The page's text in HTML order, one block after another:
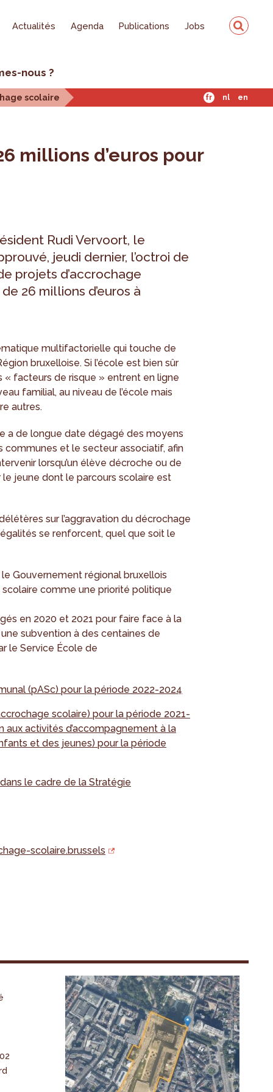
Actualités Agenda Publications Jobs
nous ?
scolaire fr nl en
millions d’euros pour
Rudi Vervoort, le
jeudi dernier, l’octroi de
projets d’accrochage
26 millions d’euros à
multifactorielle qui touche de
bruxelloise. Si l’école est bien sûr
« facteurs de risque » entrent en ligne
familial, au niveau de l’école mais
autres.
a de longue date dégagé des moyens
et le secteur associatif, afin
lorsqu’un élève décroche ou de
jeune dont le parcours scolaire est
sur l’aggravation du décrochage
se renforcent, quel que soit le
Gouvernement régional bruxellois
comme une priorité politique
en 2020 et 2021 pour faire face à la
subvention à des centaines de
le Service École de
(pASc) pour la période 2022-2024
scolaire) pour la période 2021-
activités d’accompagnement à la
et des jeunes) pour la période
le cadre de la Stratégie
scolaire.brussels